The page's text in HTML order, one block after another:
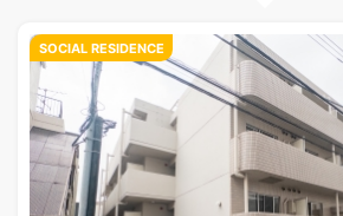
SOCIAL RESIDENCE